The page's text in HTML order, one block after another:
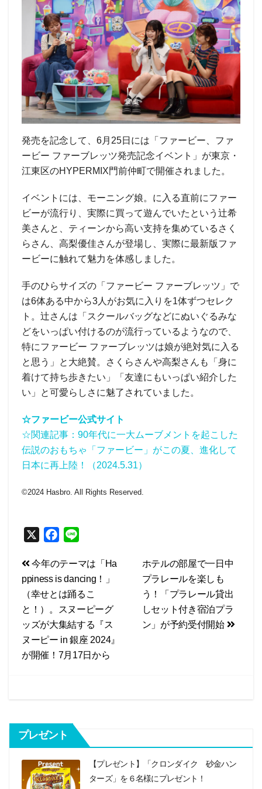
発売を記念して、6月25日には「ファービー、ファ
ービー ファーブレッツ発売記念イベント」が東京・
江東区のHYPERMIX門前仲町で開催されました。
イベントには、モーニング娘。に入る直前にファー
ビーが流行り、実際に買って遊んでいたという辻希
美さんと、ティーンから高い支持を集めているさく
らさん、高梨優佳さんが登場し、実際に最新版ファ
ービーに触れて魅力を体感しました。
手のひらサイズの「ファービー ファーブレッツ」で
は6体ある中から3人がお気に入りを1体ずつセレク
ト。辻さんは「スクールバッグなどにぬいぐるみな
どをいっぱい付けるのが流行っているようなので、
特にファービー ファーブレッツは娘が絶対気に入る
と思う」と大絶賛。さくらさんや高梨さんも「身に
着けて持ち歩きたい」「友達にもいっぱい紹介した
い」と可愛らしさに魅了されていました。
☆ファービー公式サイト
☆関連記事：90年代に一大ムーブメントを起こした
伝説のおもちゃ「ファービー」がこの夏、進化して
日本に再上陸！（2024.5.31）
©2024 Hasbro. All Rights Reserved.
c
e
b
o
o
k
n
e
投
稿
ナ
ビ
ゲ
ン
ホテルの部屋で一日中
プラレールを楽しも
う！「プラレール貸出
しセット付き宿泊プラ
ン」が予約受付開始
今年のテーマは「Ha
ppiness is dancing！」
（幸せとは踊るこ
と！）。スヌーピーグ
ッズが大集結する『ス
ヌーピー in 銀座 2024』
が開催！7月17日から
プレゼント
【プレゼント】「クロンダイク 砂金ハン
ターズ」を６名様にプレゼント！